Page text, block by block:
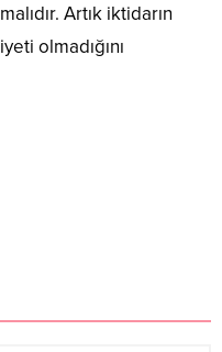
Artık iktidarın
olmadığını